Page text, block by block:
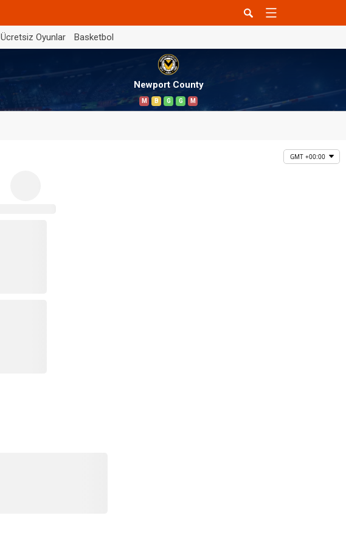
Ücretsiz Oyunlar Basketbol
Newport County
M B G G M
GMT +00:00